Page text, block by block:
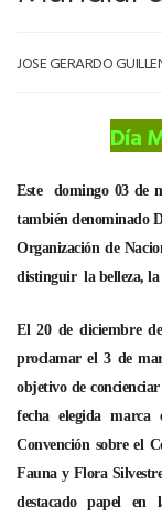
JOSE GERARDO
Día
Este domingo 03 de
también denominado
Organización de
distinguir la belleza,
El 20 de diciembre
proclamar el 3 de
objetivo de
fecha elegida
Convención sobre el
Fauna y Flora
destacado papel en